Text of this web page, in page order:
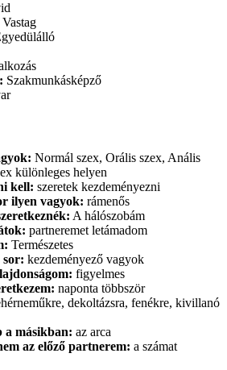
Vastag
Szakmunkásképző
Normál szex, Orális szex, Anális
különleges helyen
kell: szeretek kezdeményezni
ilyen vagyok: rámenős
A hálószobám
partneremet letámadom
Természetes
sor: kezdeményező vagyok
figyelmes
naponta többször
dekoltázsra, fenékre, kivillanó
a másikban: az arca
az előző partnerem: a számat